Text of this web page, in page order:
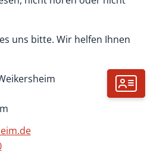
uns bitte. Wir helfen Ihnen